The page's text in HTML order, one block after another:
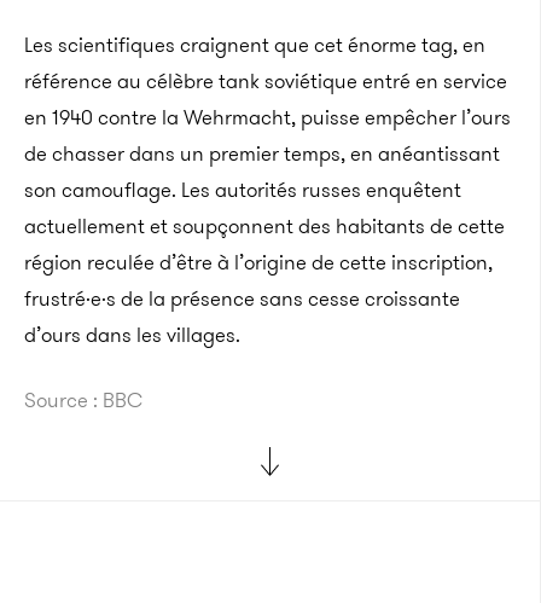
Les scientifiques craignent que cet énorme tag, en
référence au célèbre tank soviétique entré en service
en 1940 contre la Wehrmacht, puisse empêcher l’ours
de chasser dans un premier temps, en anéantissant
son camouflage. Les autorités russes enquêtent
actuellement et soupçonnent des habitants de cette
région reculée d’être à l’origine de cette inscription,
frustré·e·s de la présence sans cesse croissante
d’ours dans les villages.
Source : BBC